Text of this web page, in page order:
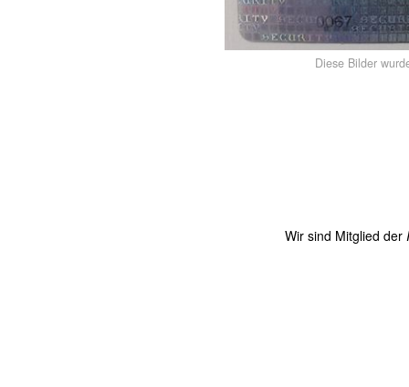
Diese Bilder
Wir sind Mitglied der